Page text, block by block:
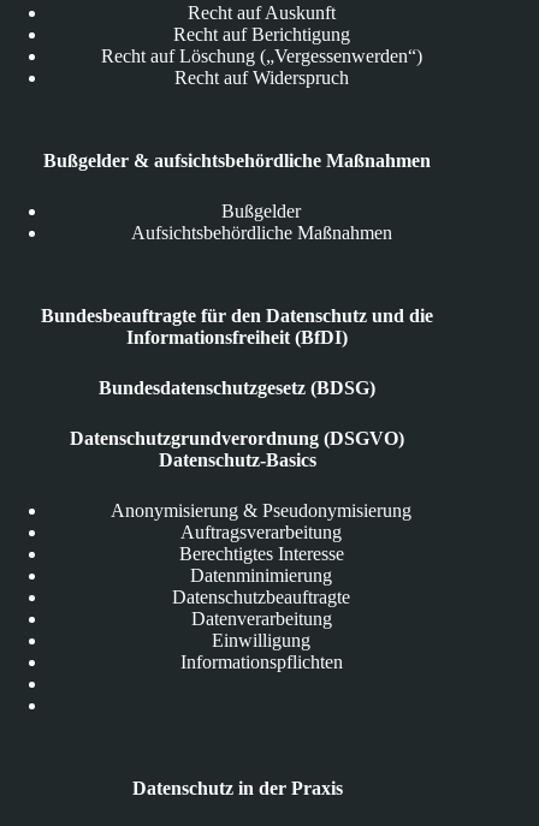
Recht auf Auskunft
Recht auf Berichtigung
Recht auf Löschung („Vergessenwerden“)
Recht auf Widerspruch
Bußgelder & aufsichtsbehördliche Maßnahmen
Bußgelder
Aufsichtsbehördliche Maßnahmen
Bundesbeauftragte für den Datenschutz und die
Informationsfreiheit (BfDI)
Bundesdatenschutzgesetz (BDSG)
Datenschutzgrundverordnung (DSGVO)
Datenschutz-Basics
Anonymisierung & Pseudonymisierung
Auftragsverarbeitung
Berechtigtes Interesse
Datenminimierung
Datenschutzbeauftragte
Datenverarbeitung
Einwilligung
Informationspflichten
Datenschutz in der Praxis